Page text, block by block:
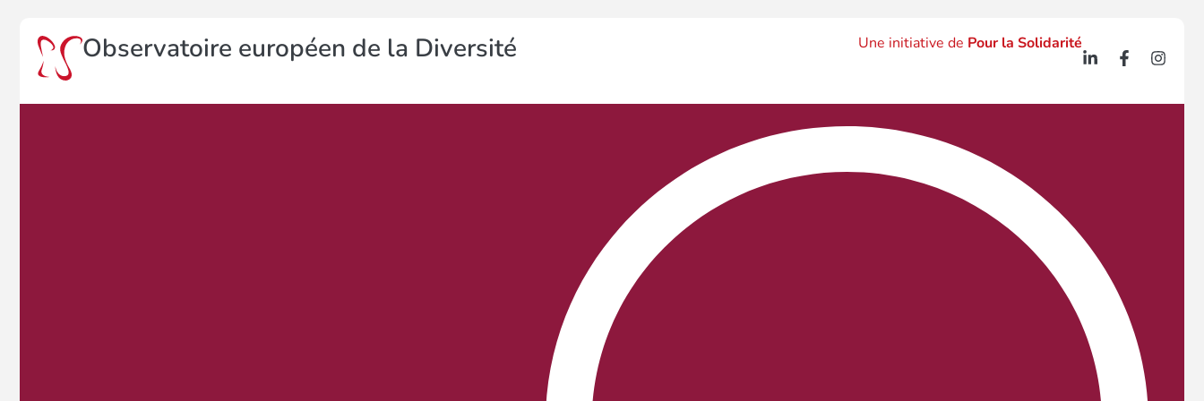
Observatoire européen de la Diversité Une initiative de Pour la Solidarité